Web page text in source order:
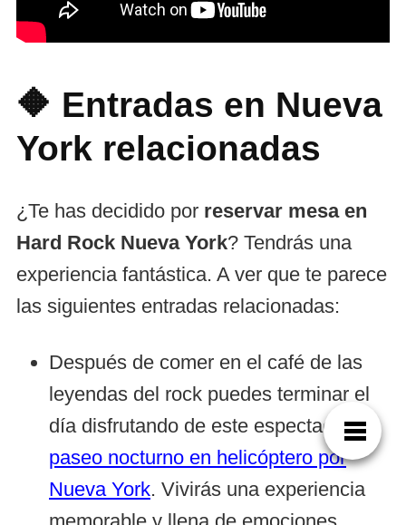
🔶 Entradas en Nueva
York relacionadas
¿Te has decidido por reservar mesa en
Hard Rock Nueva York? Tendrás una
experiencia fantástica. A ver que te parece
las siguientes entradas relacionadas:
Después de comer en el café de las
leyendas del rock puedes terminar el
día disfrutando de este espectacular
paseo nocturno en helicóptero por
Nueva York. Vivirás una experiencia